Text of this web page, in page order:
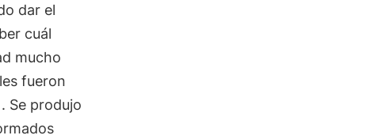
dar el
cuál
mucho
fueron
. Se produjo